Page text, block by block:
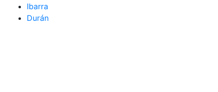
Ibarra
Durán